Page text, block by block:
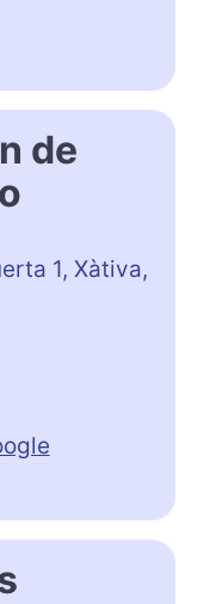
de
1, Xàtiva,